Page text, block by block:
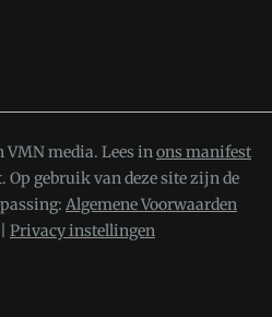
VMN media. Lees inons manifest
Op gebruik van deze site zijn de
Algemene Voorwaarden
Privacy instellingen